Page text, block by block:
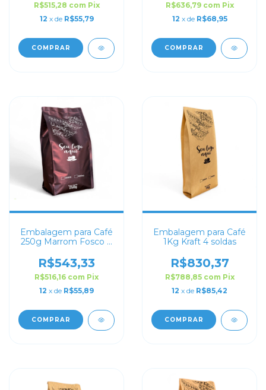
R$515,28 com Pix
12 x de R$55,79
COMPRAR
R$636,79 com Pix
12 x de R$68,95
COMPRAR
Embalagem para Café
250g Marrom Fosco 4
R$543,33
R$516,16 com Pix
12 x de R$55,89
COMPRAR
Embalagem para Café
1Kg Kraft 4 soldas
R$830,37
R$788,85 com Pix
12 x de R$85,42
COMPRAR